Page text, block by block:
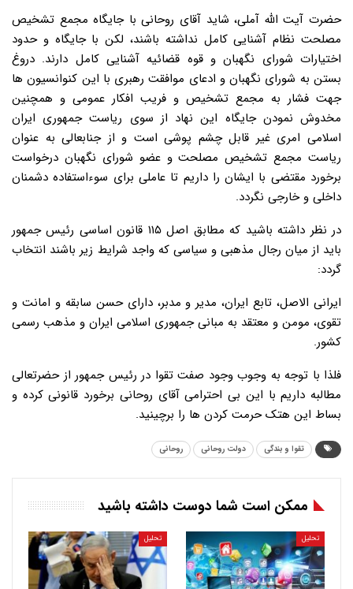
حضرت آیت الله آملی، شاید آقای روحانی با جایگاه مجمع تشخیص
مصلحت نظام آشنایی کامل نداشته باشند، لکن با جایگاه و حدود
اختیارات شورای نگهبان و قوه قضائیه آشنایی کامل دارند. دروغ
بستن به شورای نگهبان و ادعای موافقت رهبری با این کنوانسیون ها
جهت فشار به مجمع تشخیص و فریب افکار عمومی و همچنین
مخدوش نمودن جایگاه این نهاد از سوی ریاست جمهوری ایران
اسلامی امری غیر قابل چشم پوشی است و از جنابعالی به عنوان
ریاست مجمع تشخیص مصلحت و عضو شورای نگهبان درخواست
برخورد مقتضی با ایشان را داریم تا عاملی برای سوءاستفاده دشمنان
داخلی و خارجی نگردد.
در نظر داشته باشید که مطابق اصل ۱۱۵ قانون اساسی رئیس جمهور
باید از میان رجال مذهبی و سیاسی که واجد شرایط زیر باشند انتخاب
گردد:
ایرانی الاصل، تابع ایران، مدیر و مدبر، دارای حسن سابقه و امانت و
تقوی، مومن و معتقد به مبانی جمهوری اسلامی ایران و مذهب رسمی
کشور.
فلذا با توجه به وجوب وجود صفت تقوا در رئیس جمهور از حضرتعالی
مطالبه داریم با این بی احترامی آقای روحانی برخورد قانونی کرده و
بساط این هتک حرمت کردن ها را برچینید.
تقوا و بندگی دولت روحانی روحانی
ممکن است شما دوست داشته باشید
تحلیل تحلیل